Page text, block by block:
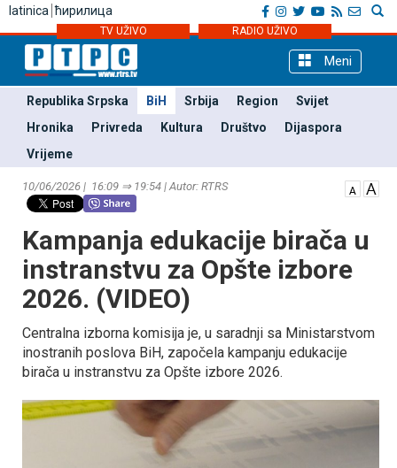
latinica ћирилица
TV UŽIVO RADIO UŽIVO
Meni
Republika Srpska BiH Srbija Region
Svijet
Hronika
Privreda Kultura Društvo
Dijaspora
Vrijeme
10/06/2026 | 16:09 ⇒ 19:54 | Autor: RTRS
Kampanja edukacije birača u
instranstvu za Opšte izbore
2026. (VIDEO)
Centralna izborna komisija je, u saradnji sa Ministarstvom
inostranih poslova BiH, započela kampanju edukacije
birača u instranstvu za Opšte izbore 2026.